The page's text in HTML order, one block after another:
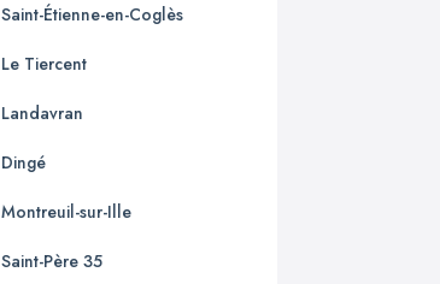
Saint-Étienne-en-Coglès
Le Tiercent
Landavran
Dingé
Montreuil-sur-Ille
Saint-Père 35